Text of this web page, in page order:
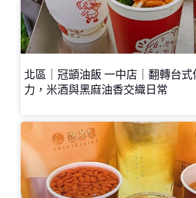
北區｜冠顗油飯 一中店｜翻轉台
力，米酒與黑麻油香交織日常